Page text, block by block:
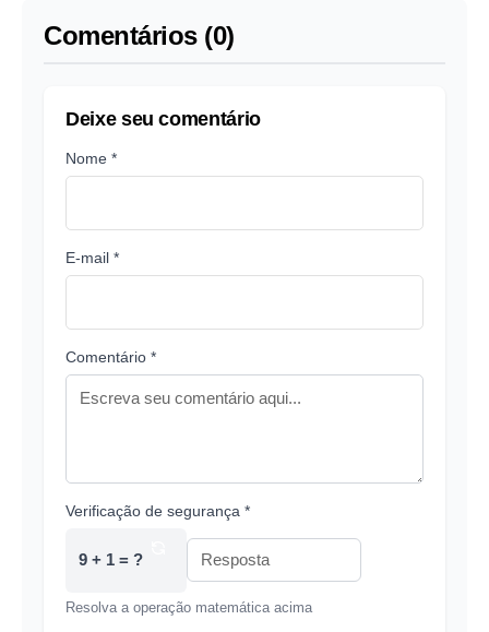
Comentários (0)
Deixe seu comentário
Nome *
E-mail *
Comentário *
Verificação de segurança *
9 + 1 = ?
Resolva a operação matemática acima